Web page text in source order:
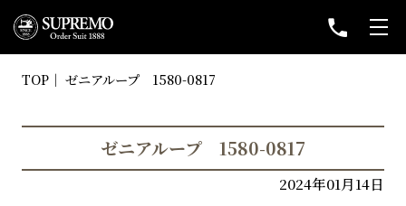
TOP ゼニアループ 1580-0817
ゼニアループ 1580-0817
2024年01月14日